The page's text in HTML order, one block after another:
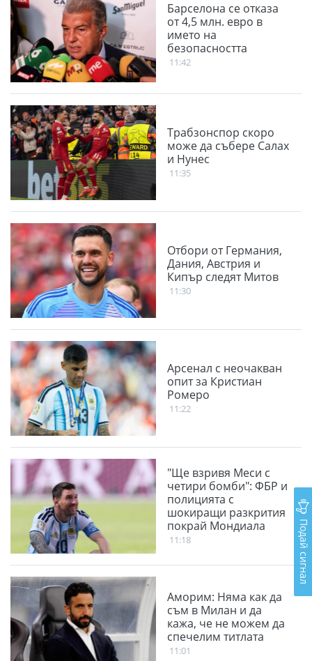
Барселона се отказа
от 4,5 млн. евро в
името на
безопасността
11:42
Трабзонспор скоро
може да събере Салах
и Нунес
11:35
Отбори от Германия,
Дания, Австрия и
Кипър следят Митов
11:30
Aрсенал с неочакван
опит за Кристиан
Ромеро
11:22
"Ще взривя Меси с
четири бомби": ФБР и
полицията с
шокиращи разкрития
покрай Мондиала
11:18
Аморим: Няма как да
съм в Милан и да
кажа, че не можем да
спечелим титлата
11:01
Подай сигнал